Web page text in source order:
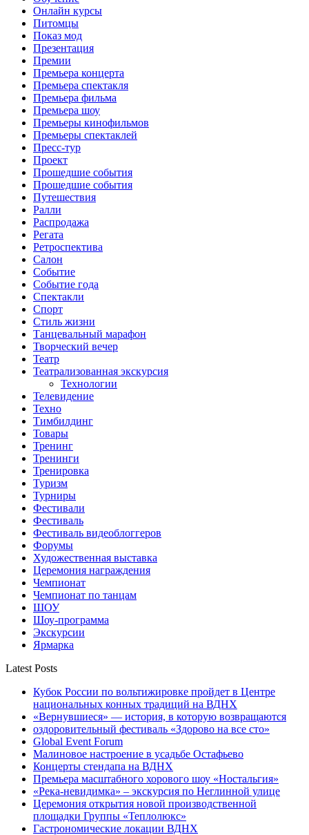
Онлайн курсы
Питомцы
Показ мод
Презентация
Премии
Премьера концерта
Премьера спектакля
Премьера фильма
Премьера шоу
Премьеры кинофильмов
Премьеры спектаклей
Пресс-тур
Проект
Прошедшие события
Прошедшие события
Путешествия
Ралли
Распродажа
Регата
Ретроспектива
Салон
Событие
Событие года
Спектакли
Спорт
Стиль жизни
Танцевальный марафон
Творческий вечер
Театр
Театрализованная экскурсия
Технологии
Телевидение
Техно
Тимбилдинг
Товары
Тренинг
Тренинги
Тренировка
Туризм
Турниры
Фестивали
Фестиваль
Фестиваль видеоблоггеров
Форумы
Художественная выставка
Церемония награждения
Чемпионат
Чемпионат по танцам
ШОУ
Шоу-программа
Экскурсии
Ярмарка
Latest Posts
Кубок России по вольтижировке пройдет в Центре
национальных конных традиций на ВДНХ
«Вернувшиеся» — история, в которую возвращаются
оздоровительный фестиваль «Здорово на все сто»
Global Event Forum
Малиновое настроение в усадьбе Остафьево
Концерты стендапа на ВДНХ
Премьера масштабного хорового шоу «Ностальгия»
«Река-невидимка» – экскурсия по Неглинной улице
Церемония открытия новой производственной
площадки Группы «Теплолюкс»
Гастрономические локации ВДНХ